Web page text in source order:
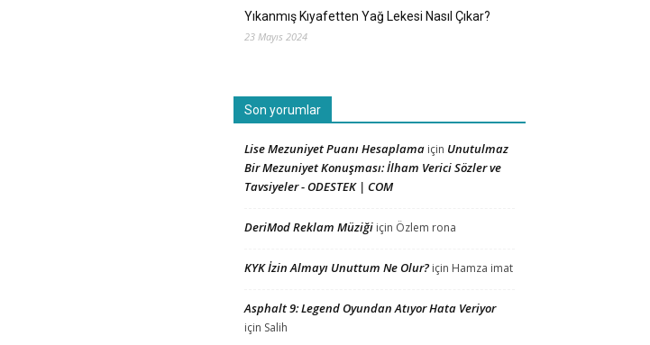
Yıkanmış Kıyafetten Yağ Lekesi Nasıl Çıkar?
23 Mayıs 2024
Son yorumlar
Lise Mezuniyet Puanı Hesaplama için Unutulmaz
Bir Mezuniyet Konuşması: İlham Verici Sözler ve
Tavsiyeler - ODESTEK | COM
DeriMod Reklam Müziği için Özlem rona
KYK İzin Almayı Unuttum Ne Olur? için Hamza imat
Asphalt 9: Legend Oyundan Atıyor Hata Veriyor
için Salih